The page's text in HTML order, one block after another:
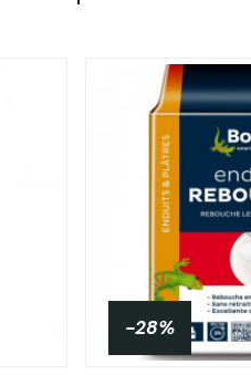
-28%